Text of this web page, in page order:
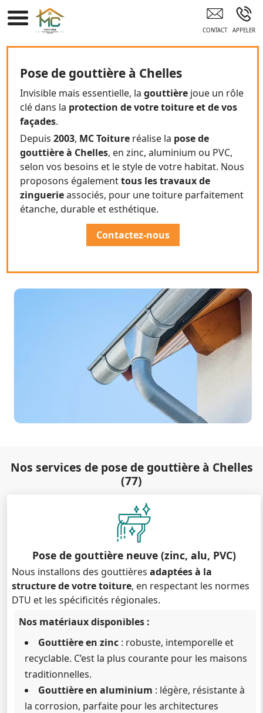
Pose de gouttière à Chelles
Invisible mais essentielle, la gouttière joue un rôle
clé dans la protection de votre toiture et de vos
façades.
Depuis 2003, MC Toiture réalise la pose de
gouttière à Chelles, en zinc, aluminium ou PVC,
selon vos besoins et le style de votre habitat. Nous
proposons égalementtous les travaux de
zinguerieassociés, pour une toiture parfaitement
étanche, durable et esthétique.
Contactez-nous
Nos services de pose de gouttière à Chelles
(77)
Pose de gouttière neuve (zinc, alu, PVC)
Nous installons des gouttières adaptées à la
structure de votre toiture, en respectant les normes
DTU et les spécificités régionales.
Nos matériaux disponibles :
Gouttière en zinc : robuste, intemporelle et
recyclable. C’est la plus courante pour les maisons
traditionnelles.
Gouttière en aluminium : légère, résistante à
la corrosion, parfaite pour les architectures